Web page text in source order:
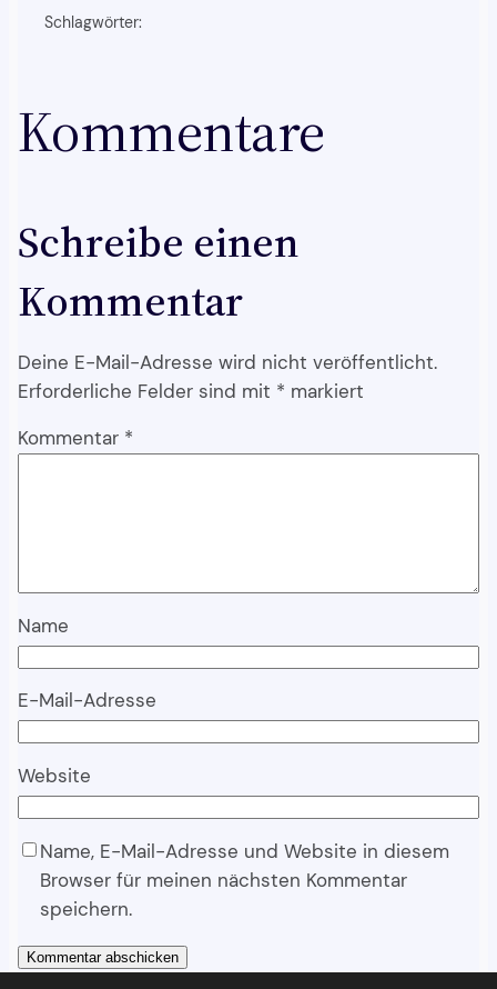
Schlagwörter:
Kommentare
Schreibe einen
Kommentar
Deine E-Mail-Adresse wird nicht veröffentlicht.
Erforderliche Felder sind mit * markiert
Kommentar *
Name
E-Mail-Adresse
Website
Name, E-Mail-Adresse und Website in diesem
Browser für meinen nächsten Kommentar
speichern.